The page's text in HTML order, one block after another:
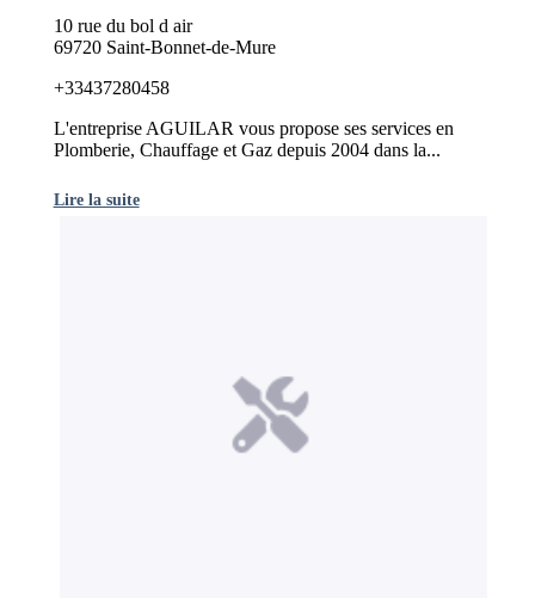
10 rue du bol d air
69720 Saint-Bonnet-de-Mure
+33437280458
L'entreprise AGUILAR vous propose ses services en
Plomberie, Chauffage et Gaz depuis 2004 dans la...
Lire la suite